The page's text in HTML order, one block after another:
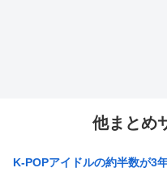
他まとめ
K-POPアイドルの約半数が3